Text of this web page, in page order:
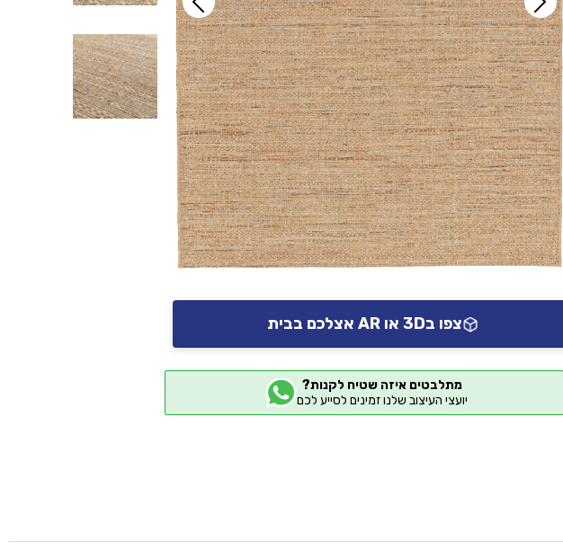
צפו ב3D או AR אצלכם בבית
מתלבטים איזה שטיח לקנות?
יועצי העיצוב שלנו זמינים לסייע לכם